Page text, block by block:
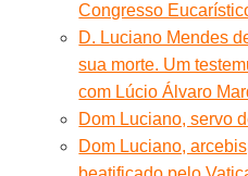
Congresso
D. Luciano Mendes
sua morte. Um
com Lúcio Álvaro
Dom Luciano, servo
Dom Luciano,